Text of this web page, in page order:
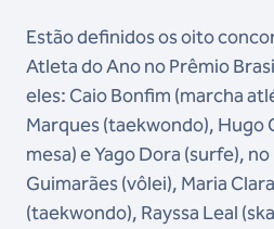
Estão definidos os oito
Atleta do Ano no Prêmio
eles: Caio Bonfim (marcha
Marques (taekwondo), Hugo
mesa) e Yago Dora (surfe),
Guimarães (vôlei), Maria
(taekwondo), Rayssa Leal